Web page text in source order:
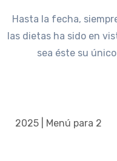
Hasta la fecha, siempre que hemos tratado el tema de
las dietas ha sido en
sea éste su
2025 | Menú para 2